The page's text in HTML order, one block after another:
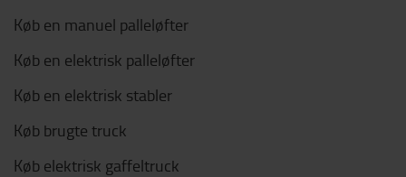
Køb en manuel palleløfter
Køb en elektrisk palleløfter
Køb en elektrisk stabler
Køb brugte truck
Køb elektrisk gaffeltruck